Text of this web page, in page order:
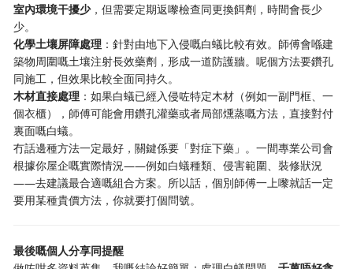
室內環境干擾少，但需要定期返嚟檢查同更換餌劑，時間會長少
少。
化學土壤屏障處理 ：針對由地下入侵嘅白蟻比較有效。師傅會喺建
築物周圍嘅土壤注射長效藥劑，形成一道防護牆。呢個方法要鑽孔
同施工，但效果比較全面同持久。
木材直接處理 ：如果白蟻已經入侵咗特定木材（例如一副門框、一
個衣櫃），師傅可能會用鑽孔灌藥或者局部燻蒸嘅方法，直接對付
裏面嘅白蟻。
冇話邊種方法一定最好，關鍵係要「對症下藥」。一間專業公司會
根據你屋企嘅實際情況——例如白蟻種類、侵害範圍、裝修狀況
——去建議最合適嘅組合方案。所以話，個別師傅一上嚟就話一定
要用某種貴價方法，你就要打個問號。
最後嘅個人分享同提醒